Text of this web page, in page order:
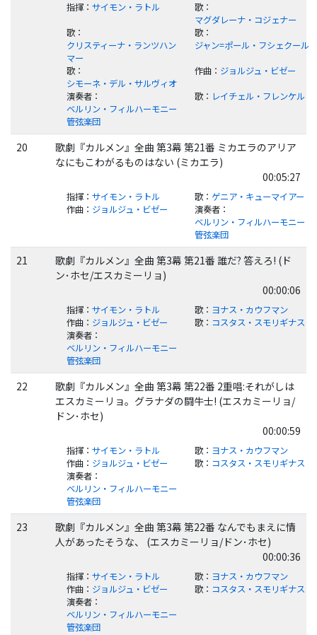
指揮： サイモン・ラトル 歌：
マグダレーナ・コジェナー
歌：
クリスティーナ・ランツハン
マー
歌：
ジャン=ポール・フシェクール
歌：
シモーネ・デル・サルヴィオ
作曲： ジョルジュ・ビゼー
演奏者：
ベルリン・フィルハーモニー
管弦楽団
歌： レイチェル・フレンケル
20
歌劇『カルメン』全曲 第3幕 第21番 ミカエラのアリア
なにもこわがるものはない (ミカエラ)
00:05:27
指揮： サイモン・ラトル 歌： ゲニア・キューマイアー
作曲： ジョルジュ・ビゼー 演奏者：
ベルリン・フィルハーモニー
管弦楽団
21
歌劇『カルメン』全曲 第3幕 第21番 誰だ? 答えろ! (ド
ン･ホセ/エスカミーリョ)
00:00:06
指揮： サイモン・ラトル 歌： ヨナス・カウフマン
作曲： ジョルジュ・ビゼー 歌： コスタス・スモリギナス
演奏者：
ベルリン・フィルハーモニー
管弦楽団
22
歌劇『カルメン』全曲 第3幕 第22番 2重唱:それがしは
エスカミーリョ。グラナダの闘牛士! (エスカミーリョ/
ドン･ホセ)
00:00:59
指揮： サイモン・ラトル 歌： ヨナス・カウフマン
作曲： ジョルジュ・ビゼー 歌： コスタス・スモリギナス
演奏者：
ベルリン・フィルハーモニー
管弦楽団
23
歌劇『カルメン』全曲 第3幕 第22番 なんでもまえに情
人があったそうな、 (エスカミーリョ/ドン･ホセ)
00:00:36
指揮： サイモン・ラトル 歌： ヨナス・カウフマン
作曲： ジョルジュ・ビゼー 歌： コスタス・スモリギナス
演奏者：
ベルリン・フィルハーモニー
管弦楽団